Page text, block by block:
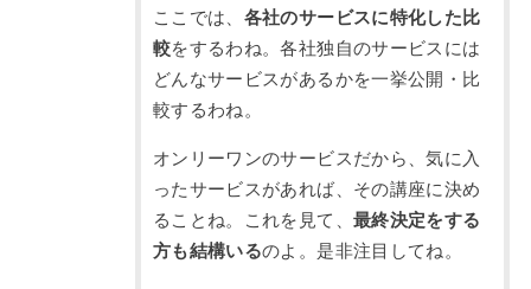
ここでは、 各社のサービスに特化した比
較をするわね。各社独自のサービスには
どんなサービスがあるかを一挙公開・比
較するわね。
オンリーワンのサービスだから、気に入
ったサービスがあれば、その講座に決め
ることね。これを見て、 最終決定をする
方も結構いるのよ。是非注目してね。